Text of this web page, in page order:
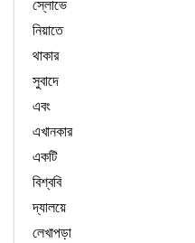
স্লোভে
নিয়াতে
থাকার
সুবাদে
এবং
এখানকার
একটি
বিশ্ববি
দ্যালয়ে
লেখাপড়া